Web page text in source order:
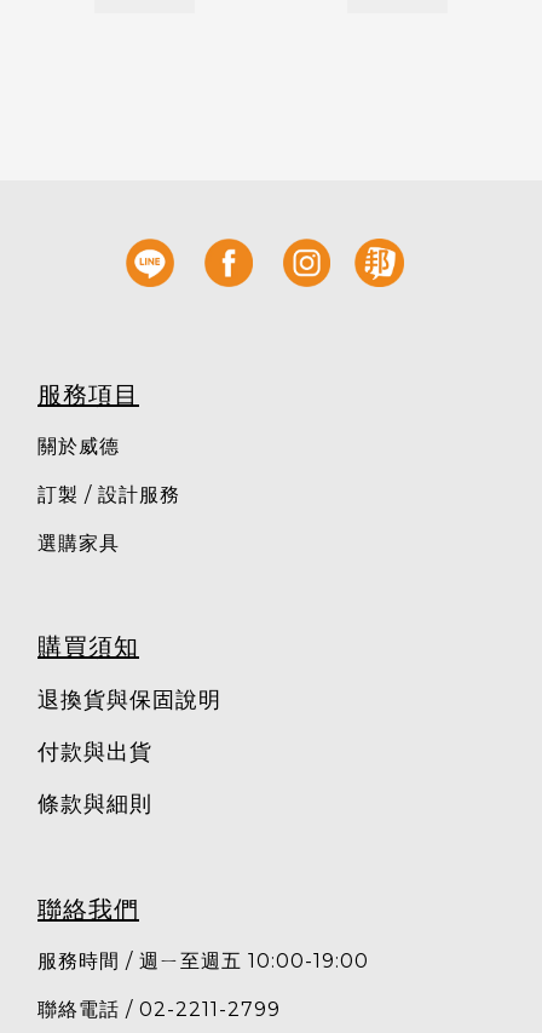
服務項目
關於威德
訂製 / 設計服務
選購家具
購買須知
退換貨與保固說明
付款與出貨
條款與細則
聯絡我們
服務時間 / 週ㄧ至週五 10:00-19:00
聯絡電話 / 02-2211-2799